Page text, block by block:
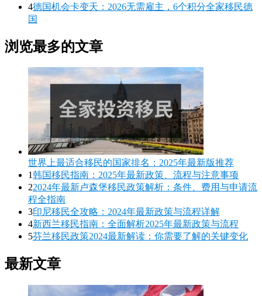
4德国机会卡变天：2026无需雇主，6个积分全家移民德
国
浏览最多的文章
世界上最适合移民的国家排名：2025年最新版推荐
1韩国移民指南：2025年最新政策、流程与注意事项
22024年最新卢森堡移民政策解析：条件、费用与申请流
程全指南
3印尼移民全攻略：2024年最新政策与流程详解
4新西兰移民指南：全面解析2025年最新政策与流程
5芬兰移民政策2024最新解读：你需要了解的关键变化
最新文章